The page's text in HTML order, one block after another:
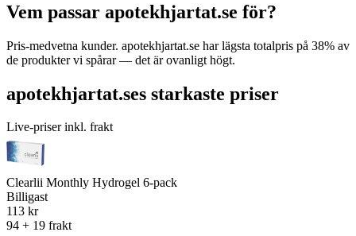
Vem passar apotekhjartat.se för?
Pris-medvetna kunder. apotekhjartat.se har lägsta totalpris på 38% av
de produkter vi spårar — det är ovanligt högt.
apotekhjartat.ses starkaste priser
Live-priser inkl. frakt
Clearlii Monthly Hydrogel 6-pack
Billigast
113 kr
94 + 19 frakt